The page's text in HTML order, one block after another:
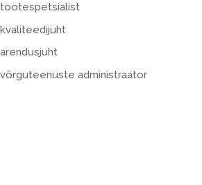
tootespetsialist
administraator